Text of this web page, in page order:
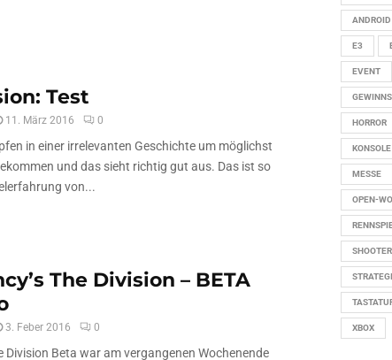
Test
11. März 2016 0
in einer irrelevanten Geschichte um möglichst
und das sieht richtig gut aus. Das ist so
von...
The Division – BETA
3. Feber 2016 0
Division Beta war am vergangenen Wochenende
ANDROID
E3
EVENT
HORROR
KONSOLE
MESSE
OPEN-
SHOOTER
XBOX